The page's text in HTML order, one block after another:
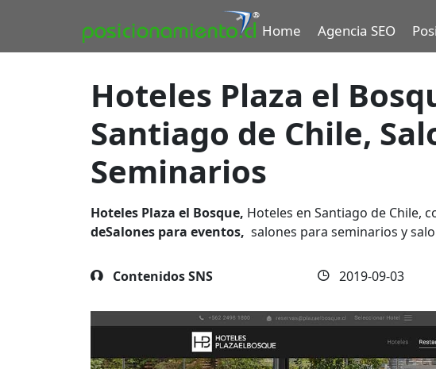
Home Agencia SEO
Hoteles Plaza el
Santiago de Chile,
Seminarios
Hoteles Plaza el Bosque, Hoteles en Santiago de Chile,
deSalones para eventos, salones para seminarios y
Contenidos SNS 2019-09-03